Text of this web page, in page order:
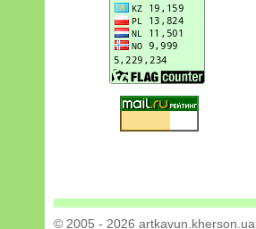
© 2005 - 2026 artkavun.kherson.ua